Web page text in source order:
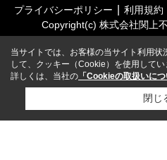
プライバシーポリシー 利用規約
Copyright(c) 株式会社関上
当サイトでは、お客様の当サイト利用状
して、クッキー（Cookie）を使用してい
詳しくは、当社の 「Cookieの取扱いにつ
閉じ